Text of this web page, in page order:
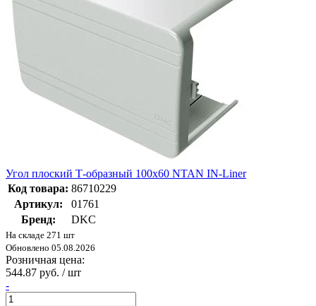
Угол плоский Т-образный 100x60 NTAN IN-Liner
Код товара: 86710229
Артикул:
01761
Бренд:
DKC
На складе 271 шт
Обновлено 05.08.2026
Розничная цена:
544.87 руб. / шт
-